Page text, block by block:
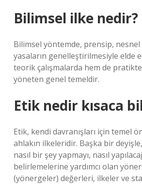
Bilimsel ilke nedir?
Bilimsel yöntemde, prensip,
yasaların genelleştirilmesiyle elde
teorik çalışmalarda hem de
yöneten genel temeldir.
Etik nedir kısaca
Etik, kendi davranışları için temel
ahlakın ilkeleridir. Başka bir
nasıl bir şey yapmayı, nasıl
belirlemelerine yardımcı olan
(yönergeler) değerleri, ilkeler ve